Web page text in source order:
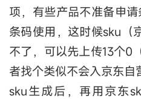
项，有些产品不准备申
条码使用，这时候sku（
不了，可以先上传13个
者找个类似不会入京东
sku生成后，再用京东